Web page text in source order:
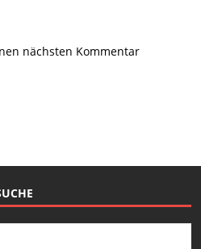
nächsten Kommentar